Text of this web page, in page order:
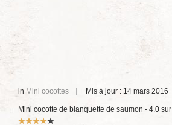
in Mini cocottes Mis à jour : 14 mars 2016
Mini cocotte de blanquette de saumon - 4.0 sur
Vote